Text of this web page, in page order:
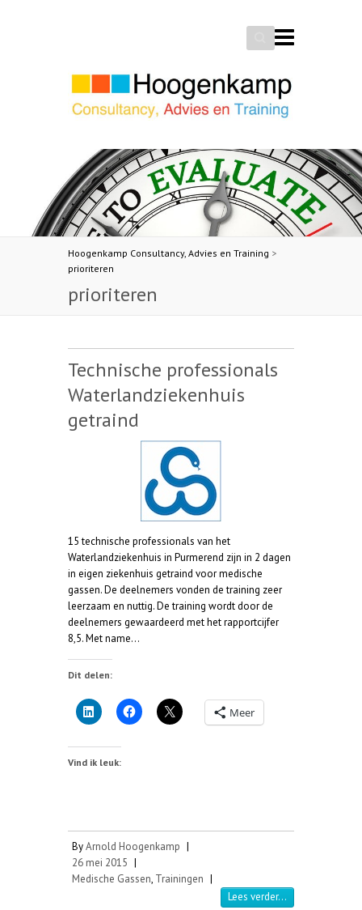
Search
Hoogenkamp Consultancy, Advies en Training >
prioriteren
prioriteren
Technische professionals
Waterlandziekenhuis
getraind
15 technische professionals van het
Waterlandziekenhuis in Purmerend zijn in 2 dagen
in eigen ziekenhuis getraind voor medische
gassen. De deelnemers vonden de training zeer
leerzaam en nuttig. De training wordt door de
deelnemers gewaardeerd met het rapportcijfer
8,5. Met name…
Dit delen:
Meer
Vind ik leuk:
ByArnold Hoogenkamp |
26 mei 2015 |
Medische Gassen, Trainingen |
Lees verder...